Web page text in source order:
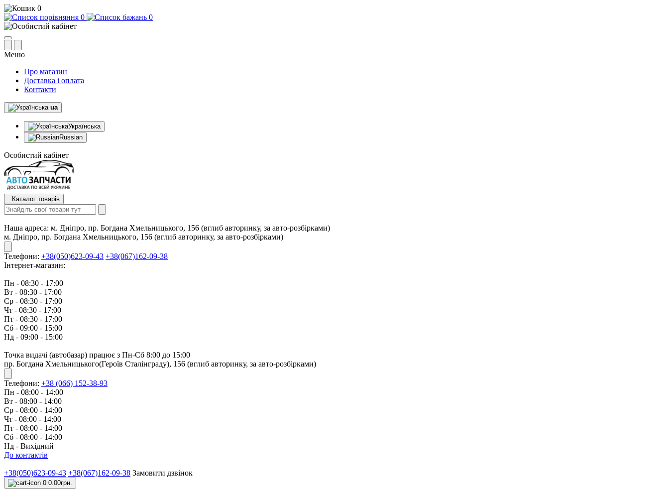
0
0
0
Меню
Про магазин
Доставка і оплата
Контакти
ua
Українська
Russian
Особистий кабінет
Каталог товарів
Наша адреса: м. Дніпро, пр. Богдана Хмельницького, 156 (вглиб авторинку, за авто-розбірками)
м. Дніпро, пр. Богдана Хмельницького, 156 (вглиб авторинку, за авто-розбірками)
Телефони: +38(050)623-09-43 +38(067)162-09-38
Інтернет-магазин:
Пн - 08:30 - 17:00
Вт - 08:30 - 17:00
Ср - 08:30 - 17:00
Чт - 08:30 - 17:00
Пт - 08:30 - 17:00
Сб - 09:00 - 15:00
Нд - 09:00 - 15:00
Точка видачі (автобазар) працює з Пн-Сб 8:00 до 15:00
пр. Богдана Хмельницького(Героїв Сталінграду), 156 (вглиб авторинку, за авто-розбірками)
Телефони: +38 (066) 152-38-93
Пн - 08:00 - 14:00
Вт - 08:00 - 14:00
Ср - 08:00 - 14:00
Чт - 08:00 - 14:00
Пт - 08:00 - 14:00
Сб - 08:00 - 14:00
Нд - Вихідний
До контактів
+38(050)623-09-43 +38(067)162-09-38 Замовити дзвінок
0 0.00грн.